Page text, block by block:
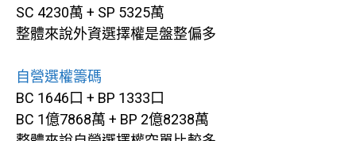
SC 4230萬 + SP 5325萬
整體來說外資選擇權是盤整偏多
自營選權籌碼
BC 1646口 + BP 1333口
BC 1億7868萬 + BP 2億8238萬